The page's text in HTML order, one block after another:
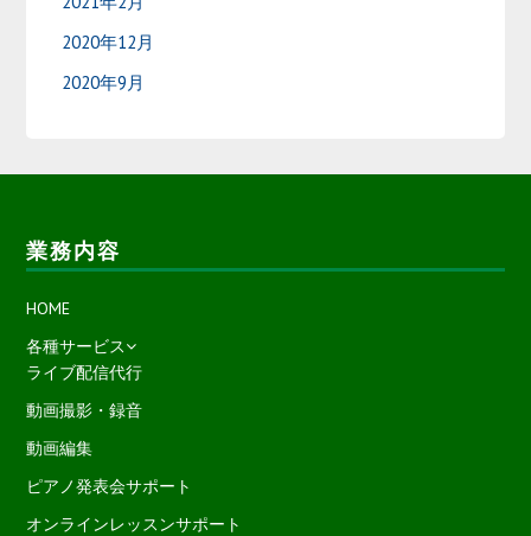
2020年12月
2020年9月
業務内容
HOME
各種サービス
ライブ配信代行
動画撮影・録音
動画編集
ピアノ発表会サポート
オンラインレッスンサポート